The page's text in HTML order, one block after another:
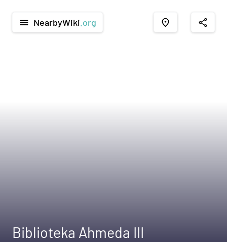
menu NearbyWiki .org place share
Biblioteka Ahmeda III